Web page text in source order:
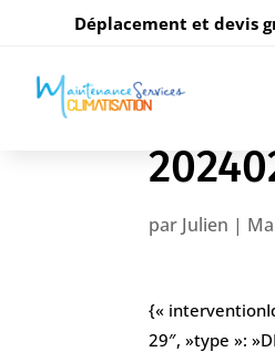
Déplacement et devis
par Julien |
{«
29″, »type »: